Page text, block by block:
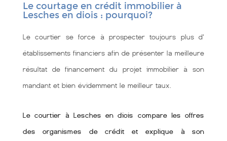
Le courtage en crédit immobilier à
Lesches en diois : pourquoi?
Le courtier se force à prospecter toujours plus d'
établissements financiers afin de présenter la meilleure
résultat de financement du projet immobilier à son
mandant et bien évidemment le meilleur taux.
Le courtier à Lesches en diois compare les offres
des organismes de crédit et explique à son